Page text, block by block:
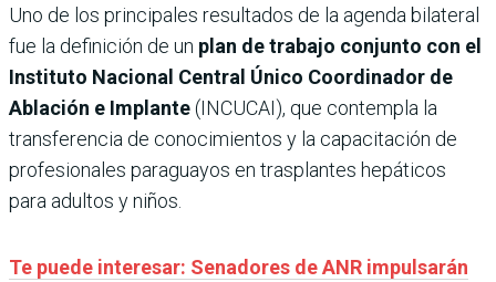
Uno de los principales resultados de la agenda bilateral
fue la definición de un plan de trabajo conjunto con el
Instituto Nacional Central Único Coordinador de
Ablación e Implante(INCUCAI), que contempla la
transferencia de conocimientos y la capacitación de
profesionales paraguayos en trasplantes hepáticos
para adultos y niños.
Te puede interesar: Senadores de ANR impulsarán